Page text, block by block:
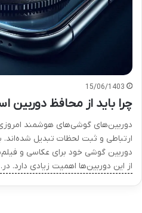
15/06/1403
چرا باید از محافظ دوربین
دوربین‌های گوشی‌های هوشمند امروزی
ارتباطی و ثبت لحظات تبدیل شده‌اند.
دوربین گوشی خود برای عکاسی و
از این دوربین‌ها اهمیت زیادی دارد.